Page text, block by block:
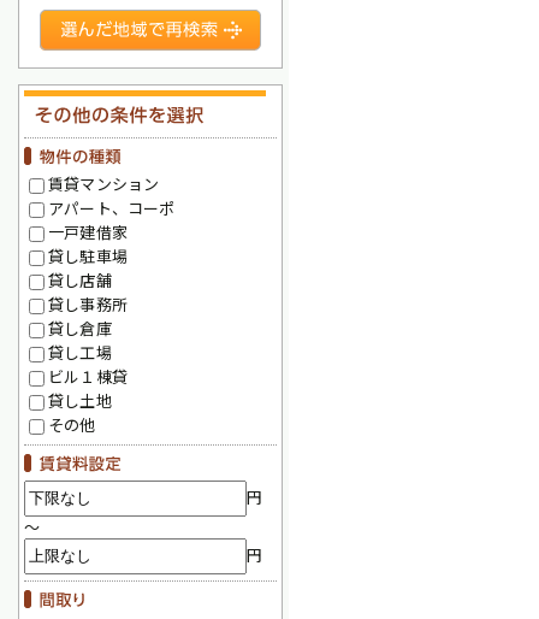
賃貸マンション
アパート、コーポ
一戸建借家
貸し駐車場
貸し店舗
貸し事務所
貸し倉庫
貸し工場
ビル１棟貸
貸し土地
その他
円
～
円